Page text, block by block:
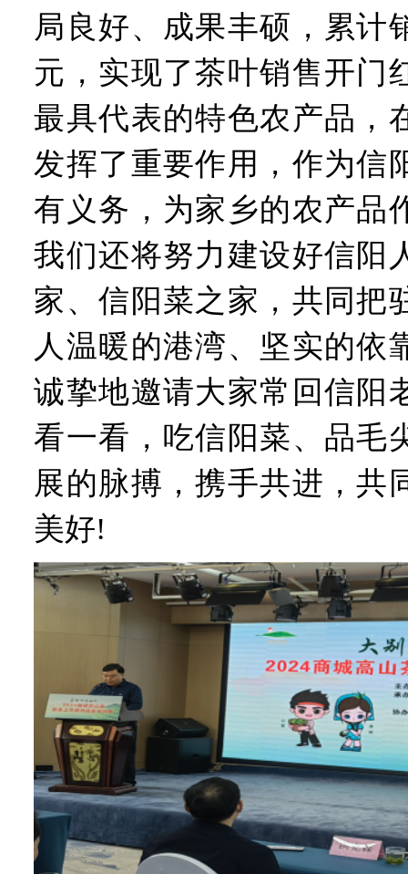
局良好、成果丰硕，累计
元，实现了茶叶销售开门
最具代表的特色农产品，
发挥了重要作用，作为信
有义务，为家乡的农产品
我们还将努力建设好信阳
家、信阳菜之家，共同把
人温暖的港湾、坚实的依
诚挚地邀请大家常回信阳
看一看，吃信阳菜、品毛
展的脉搏，携手共进，共
美好!